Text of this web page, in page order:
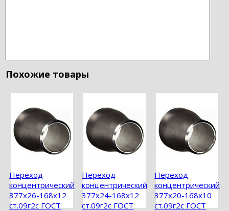
Похожие товары
Переход
концентрический
377х26-168х12
ст.09г2с ГОСТ
Переход
концентрический
377х24-168х12
ст.09г2с ГОСТ
Переход
концентрический
377х20-168х10
ст.09г2с ГОСТ